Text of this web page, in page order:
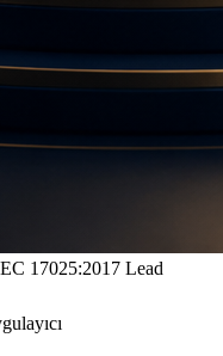
17025:2017 Lead